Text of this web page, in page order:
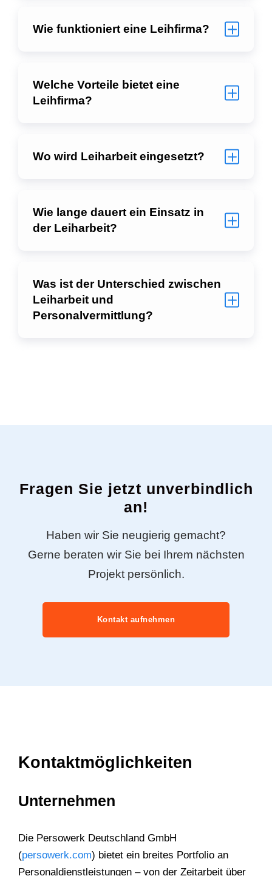
Wie funktioniert eine Leihfirma?
Welche Vorteile bietet eine
Leihfirma?
Wo wird Leiharbeit eingesetzt?
Wie lange dauert ein Einsatz in
der Leiharbeit?
Was ist der Unterschied zwischen
Leiharbeit und
Personalvermittlung?
Fragen Sie jetzt unverbindlich
an!
Haben wir Sie neugierig gemacht?
Gerne beraten wir Sie bei Ihrem nächsten
Projekt persönlich.
Kontakt aufnehmen
Kontaktmöglichkeiten
Unternehmen
Die Persowerk Deutschland GmbH
(persowerk.com) bietet ein breites Portfolio an
Personaldienstleistungen – von der Zeitarbeit über